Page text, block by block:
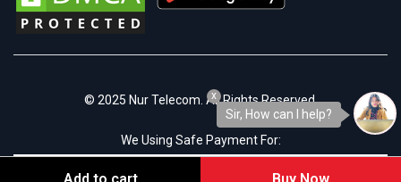
© 2025 Nur Telecom. All Rights Reserved.
We Using Safe Payment For:
Sir, How can I help?
x